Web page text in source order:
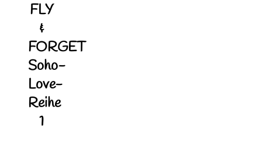
FLY
&
FORGET
Soho-
Love-
Reihe
1